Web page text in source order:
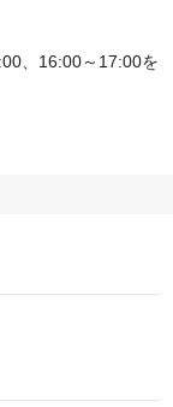
、16:00～17:00を